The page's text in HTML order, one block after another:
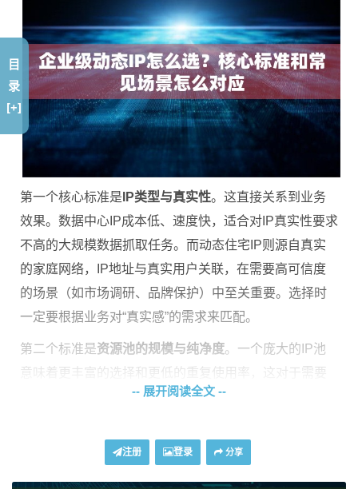
第一个核心标准是 IP类型与真实性。这直接关系到业务
效果。数据中心IP成本低、速度快，适合对IP真实性要求
不高的大规模数据抓取任务。而动态住宅IP则源自真实
的家庭网络，IP地址与真实用户关联，在需要高可信度
的场景（如市场调研、品牌保护）中至关重要。选择时
一定要根据业务对“真实感”的需求来匹配。
第二个标准是资源池的规模与纯净度。一个庞大的IP池
意味着更丰富的选择和更低的重复使用率，这对于需要
长期、大量IP轮换的业务至关重要。纯净度则保障了IP不
有9000万以上资源的池子，其广度和更新机制能有效避
免因IP被封导致业务中断。
-- 展开阅读全文 --
注册 登录 分享
目
录
[+]